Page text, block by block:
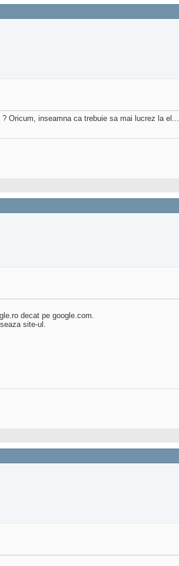
Oricum, inseamna ca trebuie sa mai lucrez la el...
decat pe google.com.
site-ul.